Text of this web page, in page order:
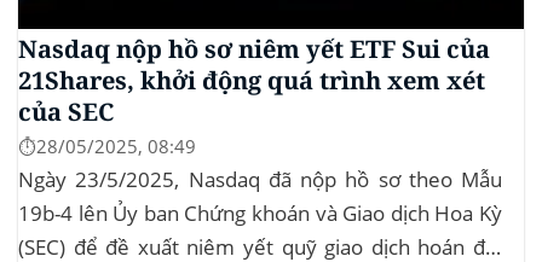
Nasdaq nộp hồ sơ niêm yết ETF Sui của
21Shares, khởi động quá trình xem xét
của SEC
⏱️28/05/2025, 08:49
Ngày 23/5/2025, Nasdaq đã nộp hồ sơ theo Mẫu
19b-4 lên Ủy ban Chứng khoán và Giao dịch Hoa Kỳ
(SEC) để đề xuất niêm yết quỹ giao dịch hoán đổi